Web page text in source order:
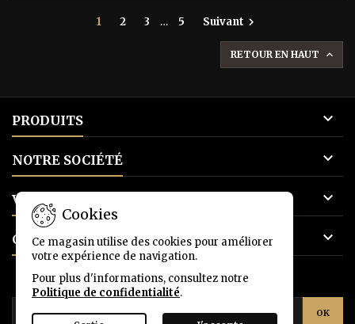
1 2 3 … 5 Suivant 
RETOUR EN HAUT 
PRODUITS 
NOTRE SOCIÉTÉ 
VOTRE COMPTE 
CONTACT 
Cookies
Ce magasin utilise des cookies pour améliorer
votre expérience de navigation.
Pour plus d'informations, consultez notre
Politique de confidentialité.
LETTRE D'INFORMATIONS